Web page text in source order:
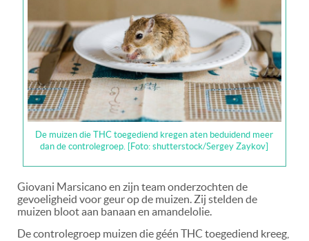
De muizen die THC toegediend kregen aten beduidend meer
dan de controlegroep. [Foto: shutterstock/Sergey Zaykov]
Giovani Marsicano en zijn team onderzochten de
gevoeligheid voor geur op de muizen. Zij stelden de
muizen bloot aan banaan en amandelolie.
De controlegroep muizen die géén THC toegediend kreeg,